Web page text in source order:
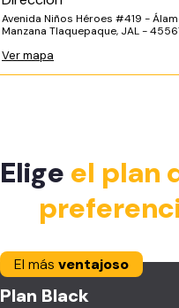
Avenida Niños Héroes #419 -
Manzana Tlaquepaque, JAL -
Ver mapa
Elige el plan
El más ventajoso
Plan Black